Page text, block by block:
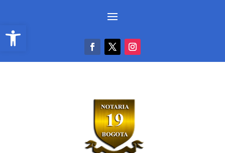
Abrir barra de herramientas